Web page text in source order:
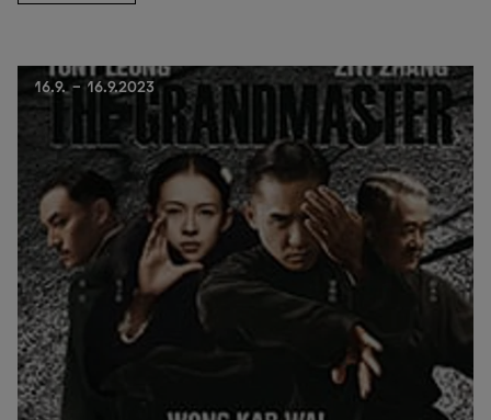
16.9. - 16.9.2023